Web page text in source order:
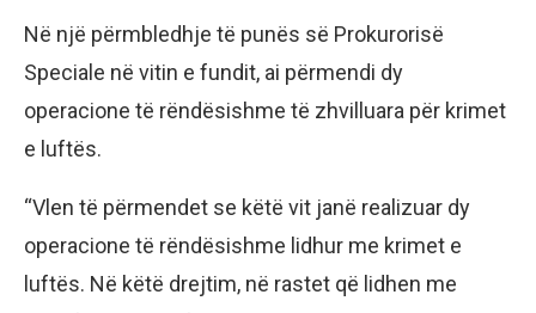
Në një përmbledhje të punës së Prokurorisë
Speciale në vitin e fundit, ai përmendi dy
operacione të rëndësishme të zhvilluara për krimet
e luftës.
“Vlen të përmendet se këtë vit janë realizuar dy
operacione të rëndësishme lidhur me krimet e
luftës. Në këtë drejtim, në rastet që lidhen me